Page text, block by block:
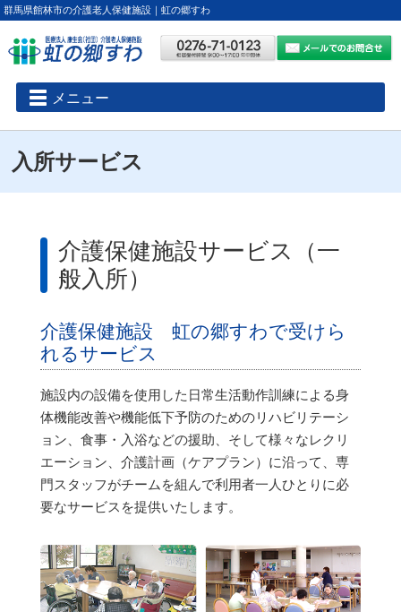
群馬県館林市の介護老人保健施設｜虹の郷すわ
メニュー
入所サービス
介護保健施設サービス（一
般入所）
介護保健施設 虹の郷すわで受けら
れるサービス
施設内の設備を使用した日常生活動作訓練による身
体機能改善や機能低下予防のためのリハビリテーシ
ョン、食事・入浴などの援助、そして様々なレクリ
エーション、介護計画（ケアプラン）に沿って、専
門スタッフがチームを組んで利用者一人ひとりに必
要なサービスを提供いたします。